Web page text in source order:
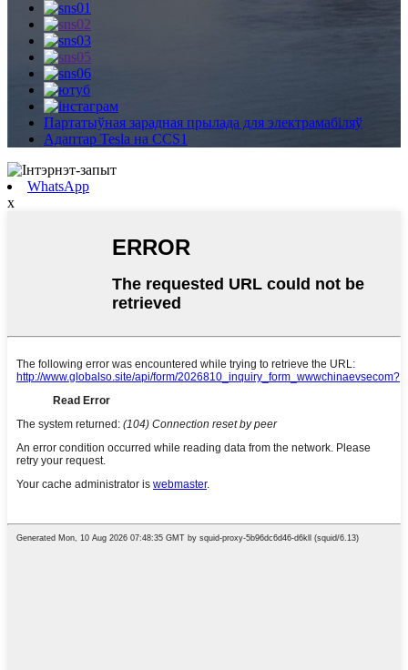
Партатыўная зарадная прылада для электрамабіляў
Адаптар Tesla на CCS1
WhatsApp
x